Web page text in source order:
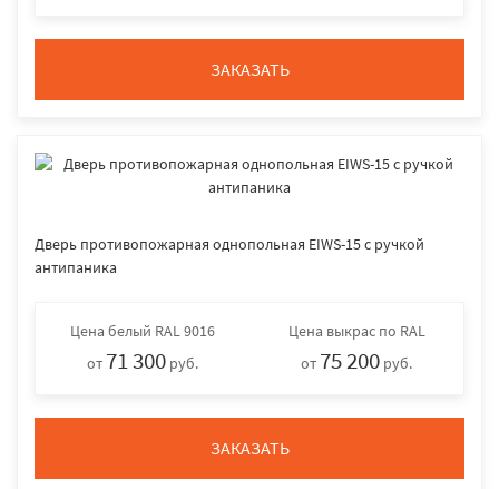
ЗАКАЗАТЬ
Дверь противопожарная однопольная EIWS-15 с ручкой
антипаника
Цена белый RAL 9016
от 71 300 руб.
Цена выкрас по RAL
от 75 200 руб.
ЗАКАЗАТЬ